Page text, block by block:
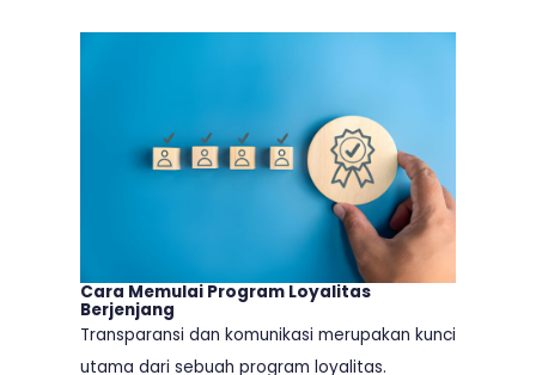
Cara Memulai Program Loyalitas
Berjenjang
Transparansi dan komunikasi merupakan kunci
utama dari sebuah program loyalitas.